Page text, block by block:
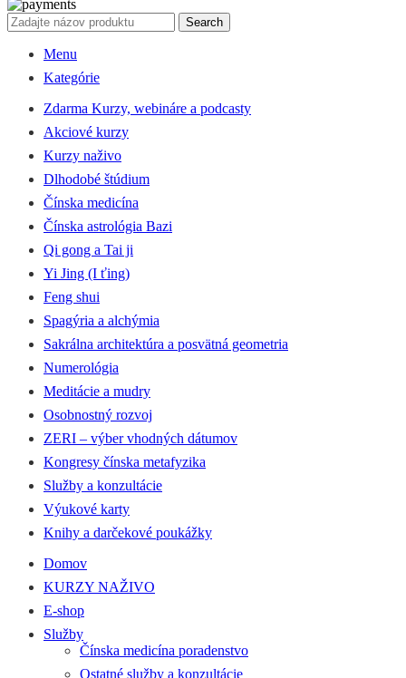
Search
Menu
Kategórie
Zdarma Kurzy, webináre a podcasty
Akciové kurzy
Kurzy naživo
Dlhodobé štúdium
Čínska medicína
Čínska astrológia Bazi
Qi gong a Tai ji
Yi Jing (I ťing)
Feng shui
Spagýria a alchýmia
Sakrálna architektúra a posvätná geometria
Numerológia
Meditácie a mudry
Osobnostný rozvoj
ZERI – výber vhodných dátumov
Kongresy čínska metafyzika
Služby a konzultácie
Výukové karty
Knihy a darčekové poukážky
Domov
KURZY NAŽIVO
E-shop
Služby
Čínska medicína poradenstvo
Ostatné služby a konzultácie